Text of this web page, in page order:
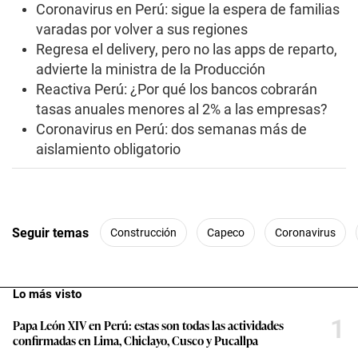
Coronavirus en Perú: sigue la espera de familias
varadas por volver a sus regiones
Regresa el delivery, pero no las apps de reparto,
advierte la ministra de la Producción
Reactiva Perú: ¿Por qué los bancos cobrarán
tasas anuales menores al 2% a las empresas?
Coronavirus en Perú: dos semanas más de
aislamiento obligatorio
Seguir temas Construcción Capeco Coronavirus
Lo más visto
Papa León XIV en Perú: estas son todas las actividades
confirmadas en Lima, Chiclayo, Cusco y Pucallpa
1